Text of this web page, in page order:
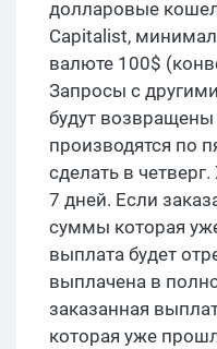
долларовые
Capitalist,
валюте 100$
Запросы с
будут
производятся по
сделать в
7 дней. Если
суммы которая
выплата будет
выплачена в
заказанная
которая уже